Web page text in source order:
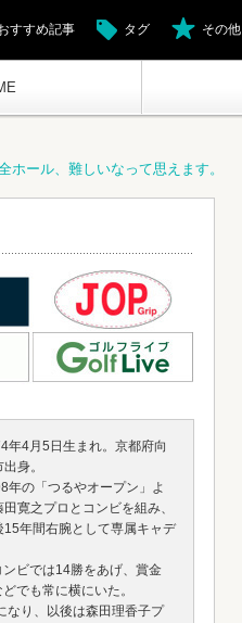
すすめ記事 タグ その他
ホール、難しいなって思えます。
年4月5日生まれ。京都府向
出身。
年の「つるやオープン」よ
田寛之プロとコンビを組み、
15年間右腕として専属キャデ
ビでは14勝をあげ、賞金
でも常に横にいた。
なり、以後は森田理香子プ